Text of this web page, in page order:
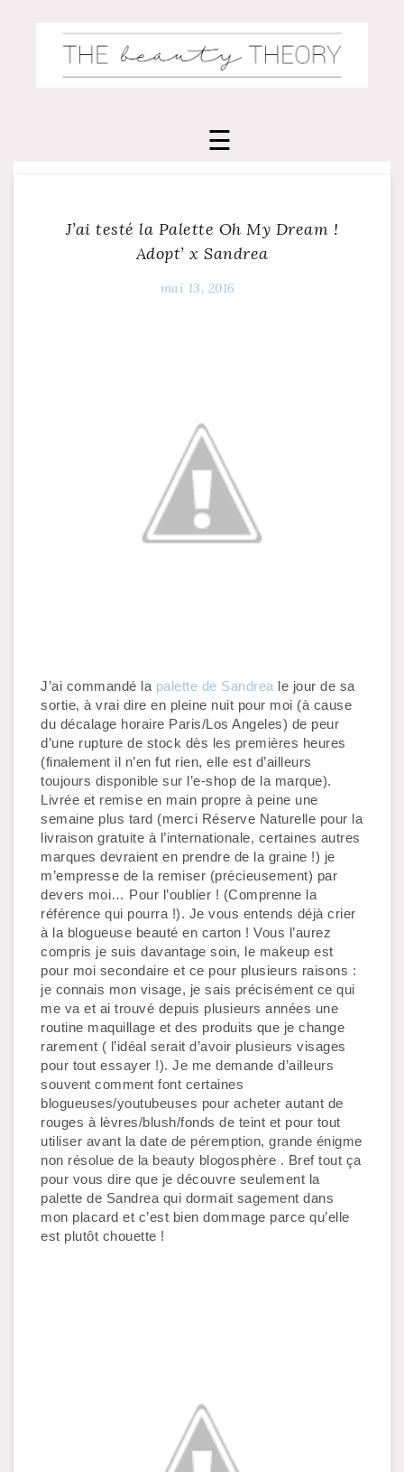
J’ai testé la Palette Oh My Dream !
Adopt’ x Sandrea
mai 13, 2016
J’ai commandé la palette de Sandrea le jour de sa
sortie, à vrai dire en pleine nuit pour moi (à cause
du décalage horaire Paris/Los Angeles) de peur
d’une rupture de stock dès les premières heures
(finalement il n’en fut rien, elle est d’ailleurs
toujours disponible sur l’e-shop de la marque).
Livrée et remise en main propre à peine une
semaine plus tard (merci Réserve Naturelle pour la
livraison gratuite à l’internationale, certaines autres
marques devraient en prendre de la graine !) je
m’empresse de la remiser (précieusement) par
devers moi… Pour l’oublier ! (Comprenne la
référence qui pourra !). Je vous entends déjà crier
à la blogueuse beauté en carton ! Vous l’aurez
compris je suis davantage soin, le makeup est
pour moi secondaire et ce pour plusieurs raisons :
je connais mon visage, je sais précisément ce qui
me va et ai trouvé depuis plusieurs années une
routine maquillage et des produits que je change
rarement ( l’idéal serait d’avoir plusieurs visages
pour tout essayer !). Je me demande d’ailleurs
souvent comment font certaines
blogueuses/youtubeuses pour acheter autant de
rouges à lèvres/blush/fonds de teint et pour tout
utiliser avant la date de péremption, grande énigme
non résolue de la beauty blogosphère . Bref tout ça
pour vous dire que je découvre seulement la
palette de Sandrea qui dormait sagement dans
mon placard et c’est bien dommage parce qu’elle
est plutôt chouette !